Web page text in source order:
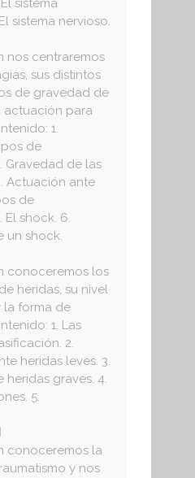
sistema
sistema nervioso.
nos centraremos
sus distintos
de gravedad de
actuación para
1.
de
Gravedad de las
Actuación ante
de
El shock. 6.
un shock.
conoceremos los
heridas, su nivel
la forma de
1. Las
2.
heridas leves. 3.
graves. 4.
5.
conoceremos la
y nos